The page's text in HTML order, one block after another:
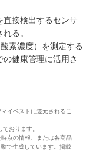
直接検出するセンサ
る。
素濃度）を測定する
健康管理に活用さ
イベストに還元されるこ
おります。
点の情報、または各商品
で生成しています。掲載